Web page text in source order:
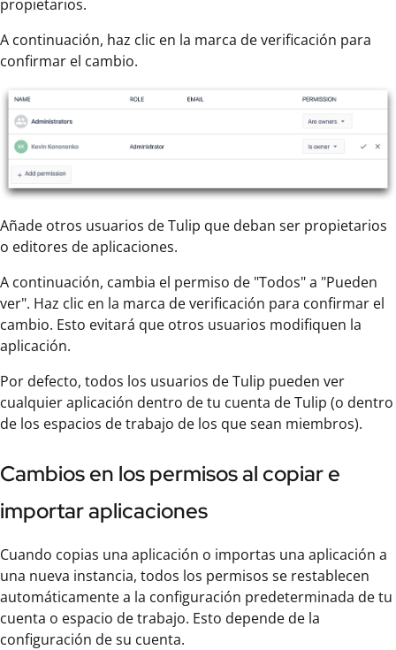
propietarios.
A continuación, haz clic en la marca de verificación para
confirmar el cambio.
Añade otros usuarios de Tulip que deban ser propietarios
o editores de aplicaciones.
A continuación, cambia el permiso de "Todos" a "Pueden
ver". Haz clic en la marca de verificación para confirmar el
cambio. Esto evitará que otros usuarios modifiquen la
aplicación.
Por defecto, todos los usuarios de Tulip pueden ver
cualquier aplicación dentro de tu cuenta de Tulip (o dentro
de los espacios de trabajo de los que sean miembros).
Cambios en los permisos al copiar e
importar aplicaciones
Cuando copias una aplicación o importas una aplicación a
una nueva instancia, todos los permisos se restablecen
automáticamente a la configuración predeterminada de tu
cuenta o espacio de trabajo. Esto depende de la
configuración de su cuenta.